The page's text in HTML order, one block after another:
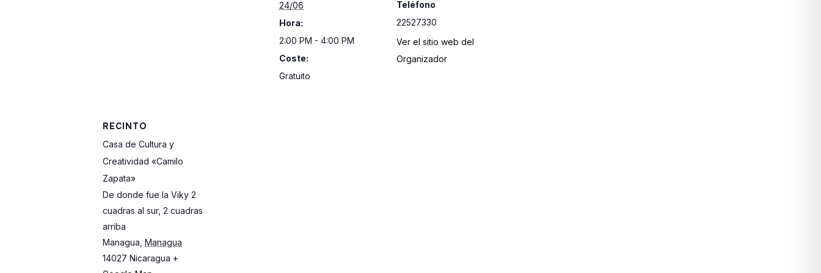
24/06
Hora:
2:00 PM - 4:00 PM
Coste:
Gratuito
Teléfono
22527330
Ver el sitio web del
Organizador
RECINTO
Casa de Cultura y
Creatividad «Camilo
Zapata»
De donde fue la Viky 2
cuadras al sur, 2 cuadras
arriba
Managua Managua
14027 Nicaragua +